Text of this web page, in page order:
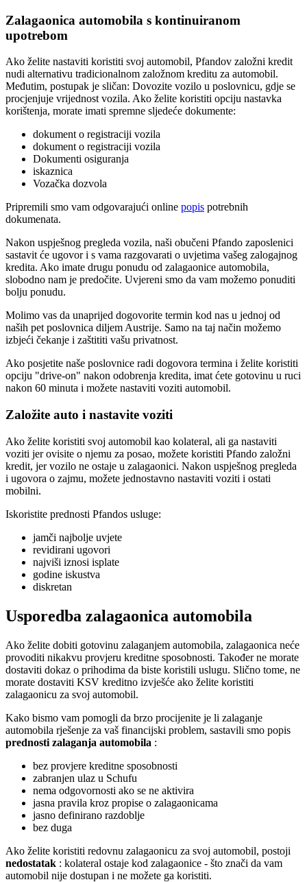
Zalagaonica automobila s kontinuiranom
upotrebom
Ako želite nastaviti koristiti svoj automobil, Pfandov založni kredit
nudi alternativu tradicionalnom založnom kreditu za automobil.
Međutim, postupak je sličan: Dovozite vozilo u poslovnicu, gdje se
procjenjuje vrijednost vozila. Ako želite koristiti opciju nastavka
korištenja, morate imati spremne sljedeće dokumente:
dokument o registraciji vozila
dokument o registraciji vozila
Dokumenti osiguranja
iskaznica
Vozačka dozvola
Pripremili smo vam odgovarajući online popis potrebnih
dokumenata.
Nakon uspješnog pregleda vozila, naši obučeni Pfando zaposlenici
sastavit će ugovor i s vama razgovarati o uvjetima vašeg zalogajnog
kredita. Ako imate drugu ponudu od zalagaonice automobila,
slobodno nam je predočite. Uvjereni smo da vam možemo ponuditi
bolju ponudu.
Molimo vas da unaprijed dogovorite termin kod nas u jednoj od
naših pet poslovnica diljem Austrije. Samo na taj način možemo
izbjeći čekanje i zaštititi vašu privatnost.
Ako posjetite naše poslovnice radi dogovora termina i želite koristiti
opciju "drive-on" nakon odobrenja kredita, imat ćete gotovinu u ruci
nakon 60 minuta i možete nastaviti voziti automobil.
Založite auto i nastavite voziti
Ako želite koristiti svoj automobil kao kolateral, ali ga nastaviti
voziti jer ovisite o njemu za posao, možete koristiti Pfando založni
kredit, jer vozilo ne ostaje u zalagaonici. Nakon uspješnog pregleda
i ugovora o zajmu, možete jednostavno nastaviti voziti i ostati
mobilni.
Iskoristite prednosti Pfandos usluge:
jamči najbolje uvjete
revidirani ugovori
najviši iznosi isplate
godine iskustva
diskretan
Usporedba zalagaonica automobila
Ako želite dobiti gotovinu zalaganjem automobila, zalagaonica neće
provoditi nikakvu provjeru kreditne sposobnosti. Također ne morate
dostaviti dokaz o prihodima da biste koristili uslugu. Slično tome, ne
morate dostaviti KSV kreditno izvješće ako želite koristiti
zalagaonicu za svoj automobil.
Kako bismo vam pomogli da brzo procijenite je li zalaganje
automobila rješenje za vaš financijski problem, sastavili smo popis
prednosti zalaganja automobila :
bez provjere kreditne sposobnosti
zabranjen ulaz u Schufu
nema odgovornosti ako se ne aktivira
jasna pravila kroz propise o zalagaonicama
jasno definirano razdoblje
bez duga
Ako želite koristiti redovnu zalagaonicu za svoj automobil, postoji
nedostatak : kolateral ostaje kod zalagaonice - što znači da vam
automobil nije dostupan i ne možete ga koristiti.